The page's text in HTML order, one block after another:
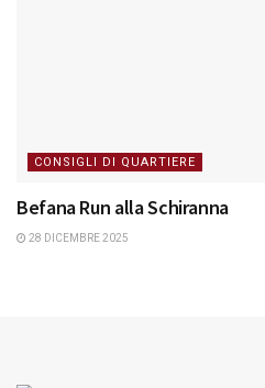
CONSIGLI DI QUARTIERE
Befana Run alla Schiranna
28 DICEMBRE 2025